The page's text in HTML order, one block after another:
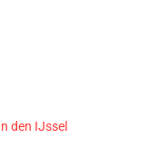
den IJssel